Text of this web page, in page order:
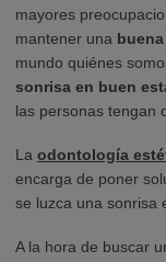
mayores
mantener una
mundo quiénes
sonrisa en buen
las personas tengan
La odontología
encarga de poner
se luzca una sonrisa
A la hora de buscar